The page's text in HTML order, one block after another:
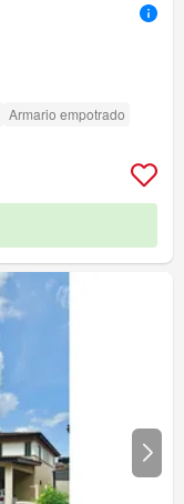
Armario empotrado